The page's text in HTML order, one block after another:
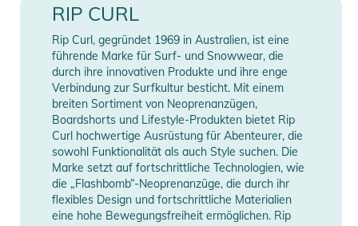
- verstellbarer Schneefang am Beinabschluss
- Reißverschlusstaschen
- durchgehend gefüttert
Produktinformationen und
Sicherheitshinweise
Gebrauchsanweisungen, Sicherheitshinweise und Warnungen
finden Sie direkt am Produkt.
Erscheinungsjahr 2025
Manufacturer
Information
Herstellerangaben
anzeigen
RIP CURL
Rip Curl, gegründet 1969 in Australien, ist eine
führende Marke für Surf- und Snowwear, die
durch ihre innovativen Produkte und ihre enge
Verbindung zur Surfkultur besticht. Mit einem
breiten Sortiment von Neoprenanzügen,
Boardshorts und Lifestyle-Produkten bietet Rip
Curl hochwertige Ausrüstung für Abenteurer, die
sowohl Funktionalität als auch Style suchen. Die
Marke setzt auf fortschrittliche Technologien, wie
die „Flashbomb“-Neoprenanzüge, die durch ihr
flexibles Design und fortschrittliche Materialien
eine hohe Bewegungsfreiheit ermöglichen. Rip